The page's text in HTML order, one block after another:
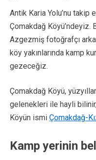
Antik Karia Yolu’nu takip
Çomakdağ
Azgezmiş fotoğrafçı
köy yakınlarında kamp
gezeceğiz.
Çomakdağ Köyü,
gelenekleri ile hayli
Köyün ismi Çomakdağ-
Kamp yerinin